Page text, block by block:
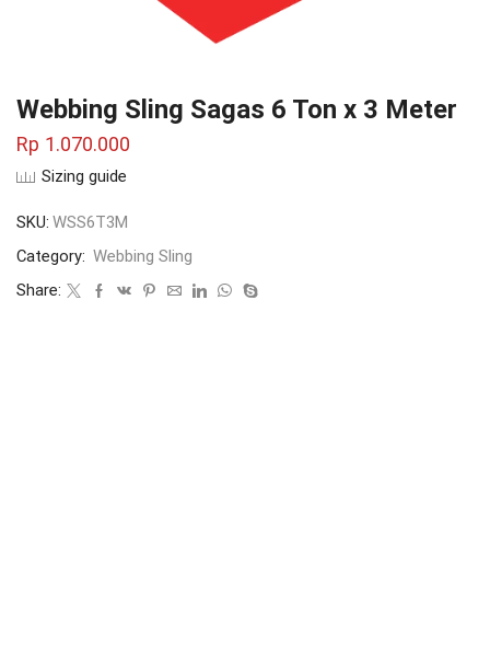
Webbing Sling Sagas 6 Ton x 3 Meter
Rp 1.070.000
Sizing guide
SKU: WSS6T3M
Category: Webbing Sling
Share: